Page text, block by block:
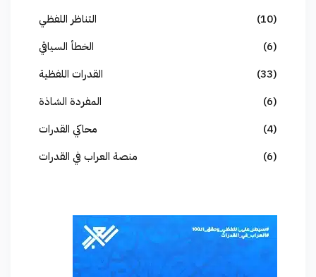
التناظر اللفظي
(10)
الخطأ السياقي
(6)
القدرات اللفظية
(33)
المفردة الشاذة
(6)
محاكي القدرات
(4)
منصة العراب في القدرات
(6)